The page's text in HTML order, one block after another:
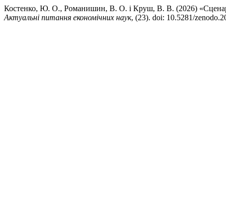
Костенко, Ю. О., Романишин, В. О. і Круш, В. В. (2026)
Актуальні питання економічних наук, (23). doi: 10.5281/